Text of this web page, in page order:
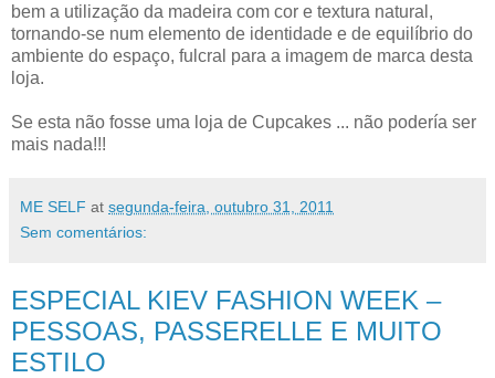
bem a utilização da madeira com cor e textura natural,
tornando-se num elemento de identidade e de equilíbrio do
ambiente do espaço, fulcral para a imagem de marca desta
loja.
Se esta não fosse uma loja de Cupcakes ... não podería ser
mais nada!!!
ME SELF at segunda-feira, outubro 31, 2011
Sem comentários:
ESPECIAL KIEV FASHION WEEK –
PESSOAS, PASSERELLE E MUITO
ESTILO